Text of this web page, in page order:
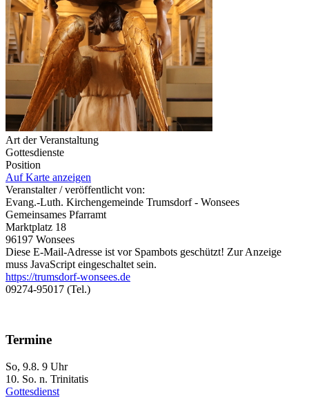
Art der Veranstaltung
Gottesdienste
Position
Auf Karte anzeigen
Veranstalter / veröffentlicht von:
Evang.-Luth. Kirchengemeinde Trumsdorf - Wonsees
Gemeinsames Pfarramt
Marktplatz 18
96197 Wonsees
Diese E-Mail-Adresse ist vor Spambots geschützt! Zur Anzeige
muss JavaScript eingeschaltet sein.
https://trumsdorf-wonsees.de
09274-95017 (Tel.)
Termine
So, 9.8. 9 Uhr
10. So. n. Trinitatis
Gottesdienst